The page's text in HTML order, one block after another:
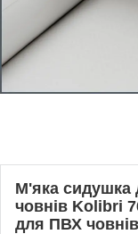
М'яка сидушка
човнів Kolibri
для ПВХ човнів